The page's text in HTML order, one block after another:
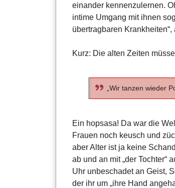
einander kennenzulernen.
intime Umgang mit ihnen
übertragbaren
Kurz: Die alten Zeiten
„Wir tanzen wieder
Ein hopsasa! Da war die
Frauen noch keusch und
aber Alter ist ja keine
ab und an mit „der Tochter“
Uhr unbeschadet an Geist,
der ihr um „ihre Hand